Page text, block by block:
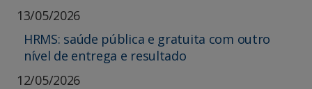
13/05/2026
HRMS: saúde pública e gratuita com outro
nível de entrega e resultado
12/05/2026